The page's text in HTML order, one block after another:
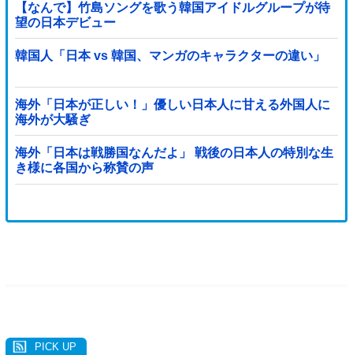
【なんで】竹島ソングを歌う韓国アイドルグループが待
望の日本デビュー
韓国人「日本 vs 韓国、マンガのキャラクターの違い」
海外「日本が正しい！」優しい日本人に甘える外国人に
海外が大騒ぎ
海外「日本は戦勝国なんだよ」 戦後の日本人の特別な生
き様に各国から称賛の声